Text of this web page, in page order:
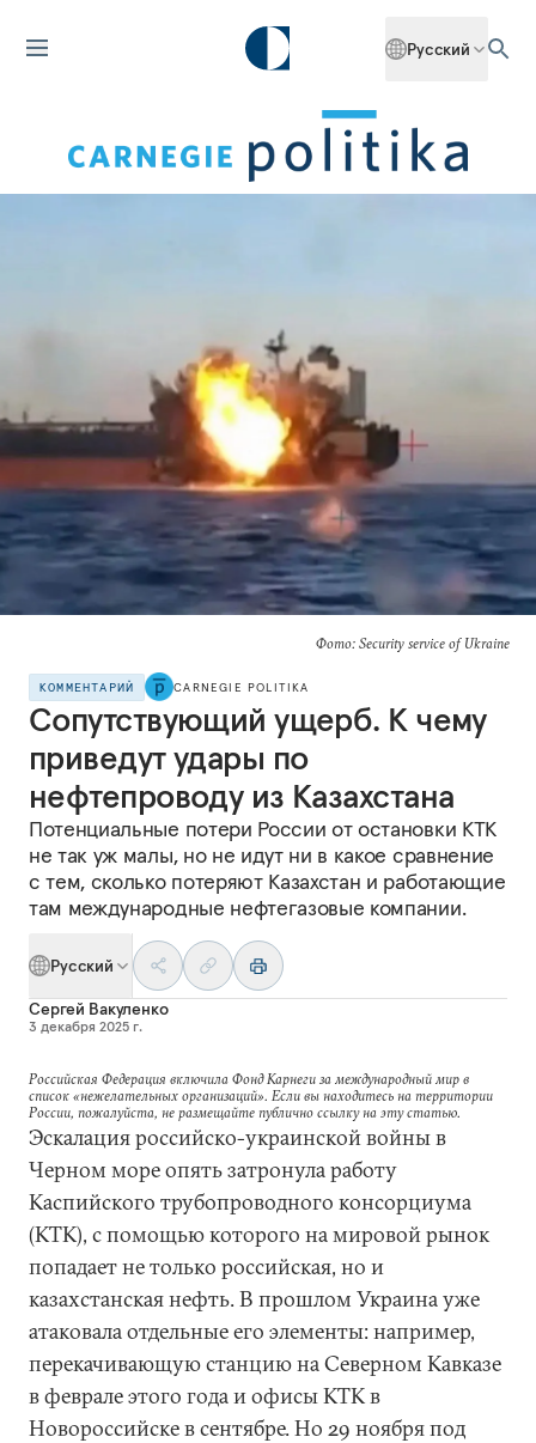
Русский
Фото: Security service of Ukraine
КОММЕНТАРИЙ CARNEGIE POLITIKA
Сопутствующий ущерб. К чему
приведут удары по
нефтепроводу из Казахстана
Потенциальные потери России от остановки КТК
не так уж малы, но не идут ни в какое сравнение
с тем, сколько потеряют Казахстан и работающие
там международные нефтегазовые компании.
Русский
Сергей Вакуленко
3 декабря 2025 г.
Российская Федерация включила Фонд Карнеги за международный мир в
список «нежелательных организаций». Если вы находитесь на территории
России, пожалуйста, не размещайте публично ссылку на эту статью.
Эскалация российско-украинской войны в
Черном море опять затронула работу
Каспийского трубопроводного консорциума
(КТК), с помощью которого на мировой рынок
попадает не только российская, но и
казахстанская нефть. В прошлом Украина уже
атаковала отдельные его элементы: например,
перекачивающую станцию на Северном Кавказе
в феврале этого года и офисы КТК в
Новороссийске в сентябре. Но 29 ноября под